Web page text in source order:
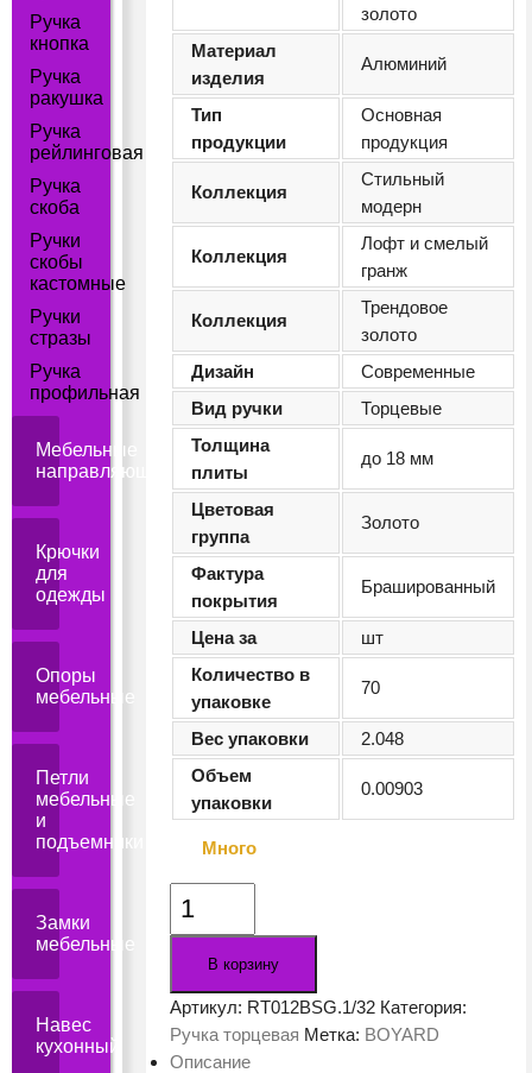
Ручка
кнопка
Ручка
ракушка
Ручка
рейлинговая
Ручка
скоба
Ручки
скобы
кастомные
Ручки
стразы
Ручка
профильная
Мебельные
направляющие
Крючки
для
одежды
Опоры
мебельные
Петли
мебельные
и
подъемники
Замки
мебельные
Навес
кухонный
золото
Материал
изделия
Алюминий
Тип
продукции
Основная
продукция
Коллекция
Стильный
модерн
Коллекция
Лофт и смелый
гранж
Коллекция
Трендовое
золото
Дизайн
Современные
Вид ручки
Торцевые
Толщина
плиты
до 18 мм
Цветовая
группа
Золото
Фактура
покрытия
Брашированный
Цена за
шт
Количество в
упаковке
70
Вес упаковки
2.048
Объем
упаковки
0.00903
Много
Количество
товара
VIVA
RT012BSG.1/32
В корзину
Артикул: RT012BSG.1/32 Категория:
Ручка торцевая Метка: BOYARD
Описание